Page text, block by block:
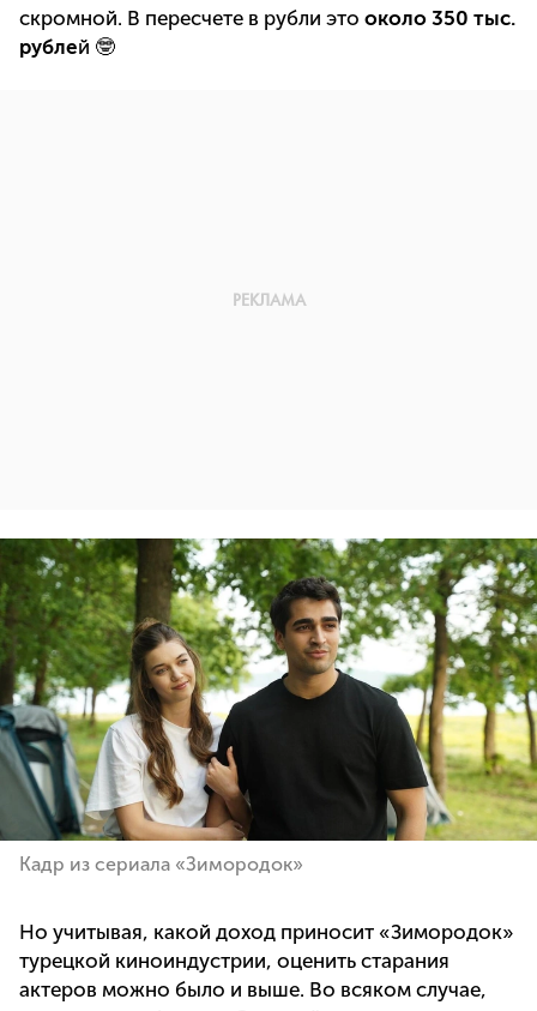
скромной. В пересчете в рубли это около 350 тыс.
рублей 🤓
Кадр из сериала «Зимородок»
Но учитывая, какой доход приносит «Зимородок»
турецкой киноиндустрии, оценить старания
актеров можно было и выше. Во всяком случае,